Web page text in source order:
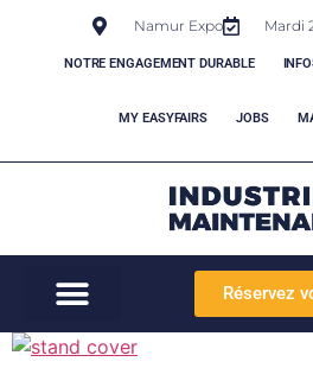
Namur Expo Mardi
NOTRE ENGAGEMENT DURABLE
MY EASYFAIRS JOBS
Réservez